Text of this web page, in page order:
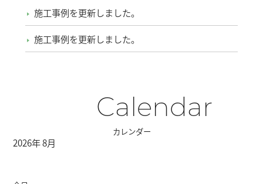
施工事例を更新しました。
施工事例を更新しました。
Calendar
カレンダー
2026年 8月